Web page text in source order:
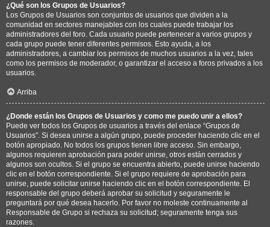
¿Qué son los Grupos de Usuarios?
Los Grupos de Usuarios son conjuntos de usuarios que dividen a la
comunidad en sectores manejables con los cuales puede trabajar los
administradores del foro. Cada usuario puede pertenecer a varios grupos y
cada grupo puede tener diferentes permisos. Esto ayuda, a los
administradores, a cambiar los permisos de muchos usuarios a la vez, tales
como los permisos de moderador, o garantizar el acceso a foros privados a los
usuarios.
Arriba
¿Donde están los Grupos de Usuarios y como me puedo unir a ellos?
Puede ver todos los Grupos de usuarios a través del enlace “Grupos de
Usuarios”. Si desea unirse a algún grupo, puede proceder haciendo clic en el
botón apropiado. No todos los grupos tienen libre acceso. Sin embargo,
algunos requieren aprobación para poder unirse, otros están cerrados y
algunos son ocultos. Si el grupo se encuentra abierto, puede unirse haciendo
clic en el botón correspondiente. Si el grupo requiere de aprobación para
unirse, puede solicitar unirse haciendo clic en el botón correspondiente. El
responsable del grupo deberá aprobar su solicitud y seguramente le
preguntará por qué desea hacerlo. Por favor no moleste continuamente al
Responsable de Grupo si rechaza su solicitud; seguramente tenga sus
razones.